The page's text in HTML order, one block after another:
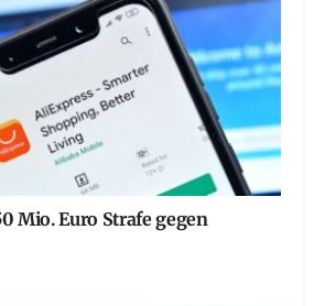
Mio. Euro Strafe gegen